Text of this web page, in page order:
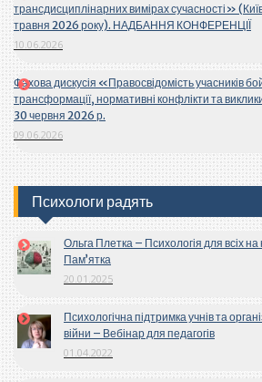
трансдисциплінарних вимірах сучасності»
травня 2026 року). НАДБАННЯ КОНФЕРЕНЦІЇ
10.06.2026
Фахова дискусія «Правосвідомість учасників
трансформації, нормативні конфлікти та
30 червня 2026 р.
09.06.2026
Психологи радять
Ольга Плетка – Психологія для всіх на
Пам’ятка
20.01.2025
Психологічна підтримка учнів та
війни – Вебінар для педагогів
01.04.2022